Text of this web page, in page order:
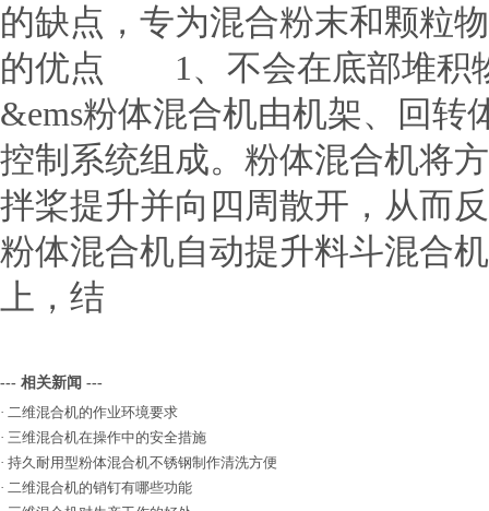
的缺点，专为混合粉末和颗
的优点 1、不会在底部堆积物
&ems粉体混合机由机架、回
控制系统组成。粉体混合机将
拌桨提升并向四周散开，从而
粉体混合机自动提升料斗混合
上，结
--- 相关新闻 ---
· 二维混合机的作业环境要求
· 三维混合机在操作中的安全措施
· 持久耐用型粉体混合机不锈钢制作清洗方便
· 二维混合机的销钉有哪些功能